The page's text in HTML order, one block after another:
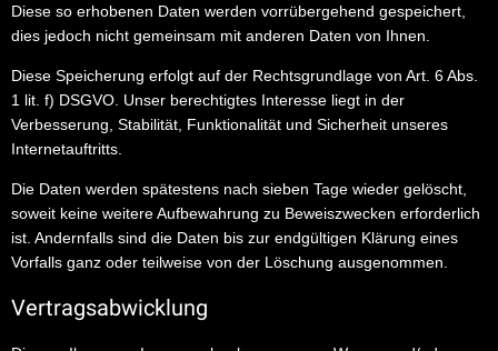
Diese so erhobenen Daten werden vorrübergehend gespeichert,
dies jedoch nicht gemeinsam mit anderen Daten von Ihnen.
Diese Speicherung erfolgt auf der Rechtsgrundlage von Art. 6 Abs.
1 lit. f) DSGVO. Unser berechtigtes Interesse liegt in der
Verbesserung, Stabilität, Funktionalität und Sicherheit unseres
Internetauftritts.
Die Daten werden spätestens nach sieben Tage wieder gelöscht,
soweit keine weitere Aufbewahrung zu Beweiszwecken erforderlich
ist. Andernfalls sind die Daten bis zur endgültigen Klärung eines
Vorfalls ganz oder teilweise von der Löschung ausgenommen.
Vertragsabwicklung